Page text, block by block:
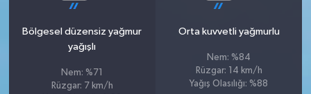
Bölgesel düzensiz yağmur
yağışlı
Nem: %71
Rüzgar: 7 km/h
Orta kuvvetli yağmurlu
Nem: %84
Rüzgar: 14 km/h
Yağış Olasılığı: %88